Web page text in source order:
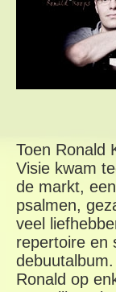
Toen Ronald
Visie kwam
de markt,
psalmen,
veel
repertoire en
Ronald op